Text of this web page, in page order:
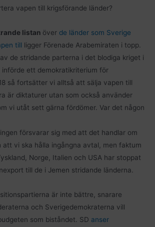
vapen till krigsförande länder?
listan över de länder som Sverige
till ligger Förenade Arabemiraten i topp.
de stridande parterna i det blodiga kriget i
ett demokratikriterium för
så fortsätter vi alltså att sälja vapen till
är diktaturer utan som också använder
vi utåt sett gärna fördömer. Var det någon
försvarar sig med att det handlar om
att vi ska hålla ingångna avtal, men faktum
Norge, Italien och USA har stoppat
till de i Jemen stridande länderna.
är inte bättre, snarare
och Sverigedemokraterna vill
som biståndet. SD anser